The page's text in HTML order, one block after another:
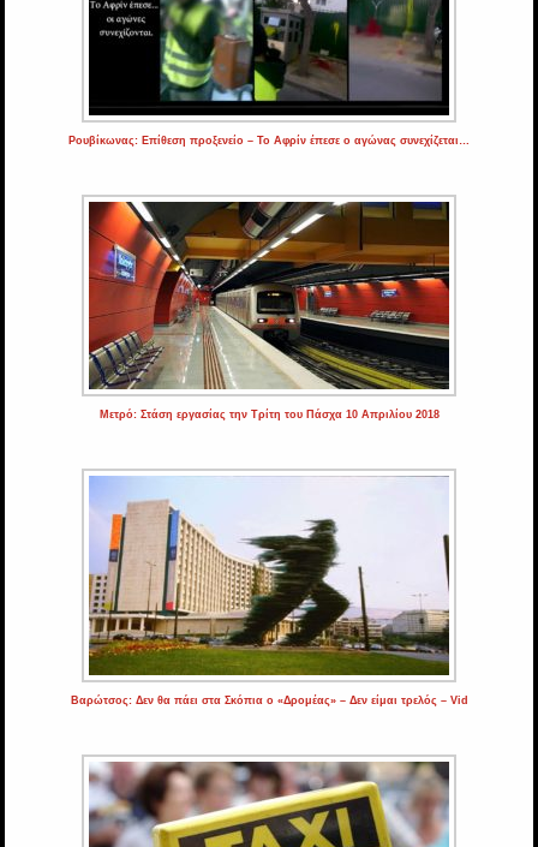
Ρουβίκωνας: Επίθεση προξενείο – Το Αφρίν έπεσε ο αγώνας συνεχίζεται…
Μετρό: Στάση εργασίας την Τρίτη του Πάσχα 10 Απριλίου 2018
Βαρώτσος: Δεν θα πάει στα Σκόπια ο «Δρομέας» – Δεν είμαι τρελός – Vid